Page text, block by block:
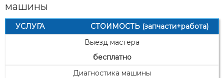
машины
УСЛУГА
СТОИМОСТЬ (запчасти+работа)
Выезд мастера
бесплатно
Диагностика машины